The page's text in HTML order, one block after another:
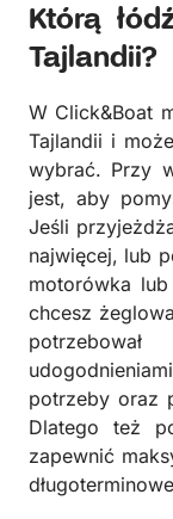
Którą
Tajlandii?
W Click&Boat
Tajlandii i
wybrać. Przy
jest, aby
Jeśli
najwięcej, lub
motorówka
chcesz
potrzeby oraz
Dlatego też
zapewnić